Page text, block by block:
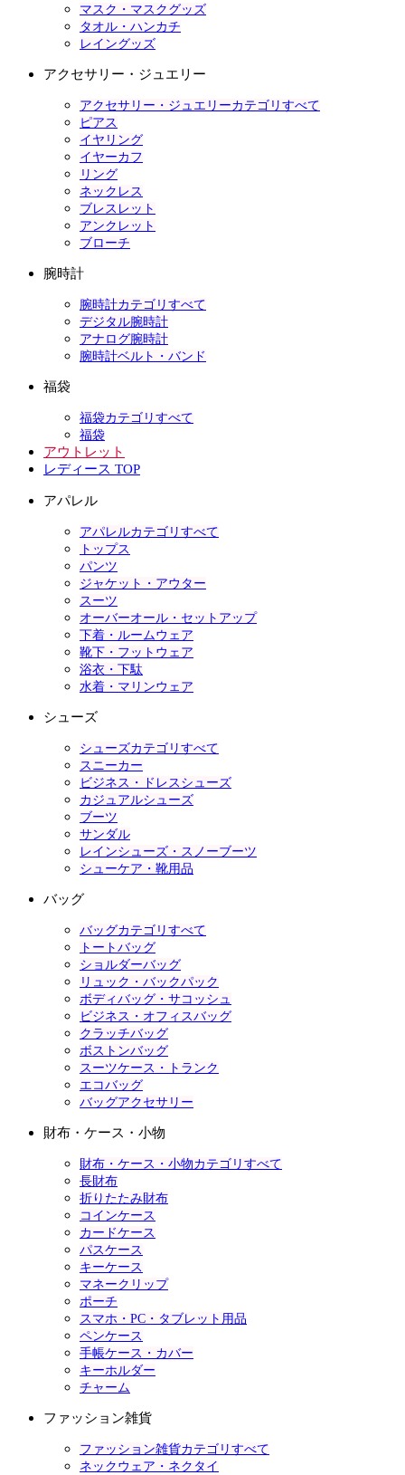
マスク・マスクグッズ
タオル・ハンカチ
レイングッズ
アクセサリー・ジュエリー
アクセサリー・ジュエリーカテゴリすべて
ピアス
イヤリング
イヤーカフ
リング
ネックレス
ブレスレット
アンクレット
ブローチ
腕時計
腕時計カテゴリすべて
デジタル腕時計
アナログ腕時計
腕時計ベルト・バンド
福袋
福袋カテゴリすべて
福袋
アウトレット
レディース TOP
アパレル
アパレルカテゴリすべて
トップス
パンツ
ジャケット・アウター
スーツ
オーバーオール・セットアップ
下着・ルームウェア
靴下・フットウェア
浴衣・下駄
水着・マリンウェア
シューズ
シューズカテゴリすべて
スニーカー
ビジネス・ドレスシューズ
カジュアルシューズ
ブーツ
サンダル
レインシューズ・スノーブーツ
シューケア・靴用品
バッグ
バッグカテゴリすべて
トートバッグ
ショルダーバッグ
リュック・バックパック
ボディバッグ・サコッシュ
ビジネス・オフィスバッグ
クラッチバッグ
ボストンバッグ
スーツケース・トランク
エコバッグ
バッグアクセサリー
財布・ケース・小物
財布・ケース・小物カテゴリすべて
長財布
折りたたみ財布
コインケース
カードケース
パスケース
キーケース
マネークリップ
ポーチ
スマホ・PC・タブレット用品
ペンケース
手帳ケース・カバー
キーホルダー
チャーム
ファッション雑貨
ファッション雑貨カテゴリすべて
ネックウェア・ネクタイ